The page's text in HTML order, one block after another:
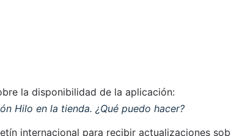
la disponibilidad de la aplicación:
Hilo en la tienda. ¿Qué puedo hacer?
internacional para recibir actualizaciones